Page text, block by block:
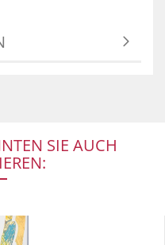
SIE AUCH